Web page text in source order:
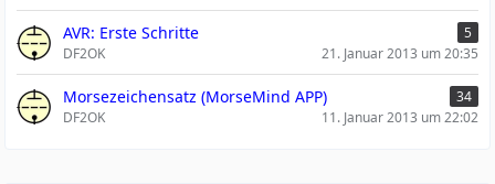
AVR: Erste Schritte
5
DF2OK
21. Januar 2013 um 20:35
Morsezeichensatz (MorseMind APP)
34
DF2OK
11. Januar 2013 um 22:02